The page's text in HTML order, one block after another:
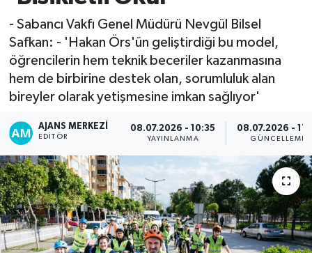
- Sabancı Vakfı Genel Müdürü Nevgül Bilsel
Safkan: - 'Hakan Örs'ün geliştirdiği bu model,
öğrencilerin hem teknik beceriler kazanmasına
hem de birbirine destek olan, sorumluluk alan
bireyler olarak yetişmesine imkan sağlıyor'
AJANS MERKEZI
EDITÖR
08.07.2026 - 10:35
YAYINLANMA
08.07.2026 -
GÜNCELLEME